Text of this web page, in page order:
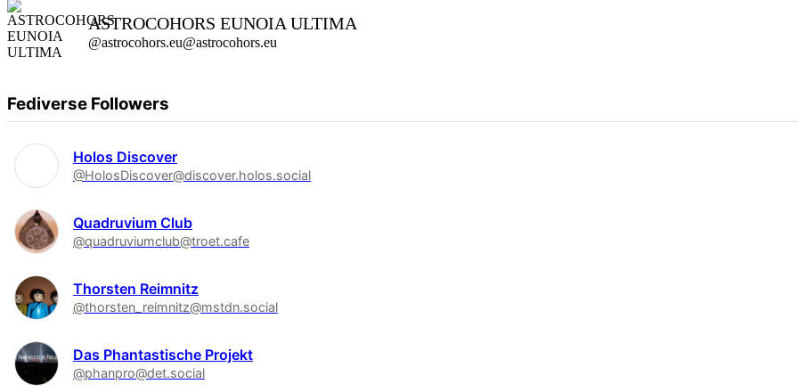
ASTROCOHORS EUNOIA ULTIMA
@astrocohors.eu@astrocohors.eu
Fediverse Followers
Holos Discover
@HolosDiscover@discover.holos.social
Quadruvium Club
@quadruviumclub@troet.cafe
Thorsten Reimnitz
@thorsten_reimnitz@mstdn.social
Das Phantastische Projekt
@phanpro@det.social